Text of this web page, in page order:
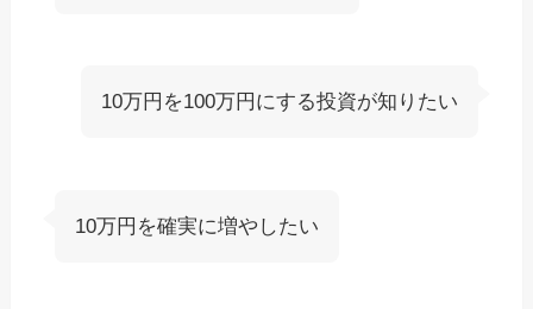
10万円を100万円にする投資が知りたい
10万円を確実に増やしたい